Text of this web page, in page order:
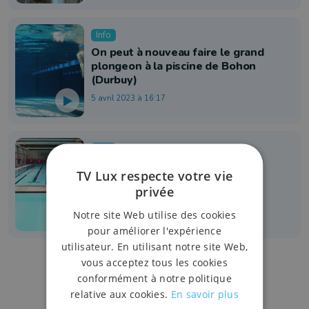
Info
On peut à nouveau faire le grand
plongeon à la piscine de Bohon
(Durbuy)
5 avril 2023 à 16:17
rouvrira ce mercredi 24 février
23 février 2021 à 13:32
TV Lux respecte votre vie
privée
Notre site Web utilise des cookies
pour améliorer l'expérience
utilisateur. En utilisant notre site Web,
vous acceptez tous les cookies
conformément à notre politique
relative aux cookies. En savoir plus